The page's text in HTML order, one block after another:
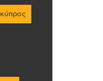
κύπρος